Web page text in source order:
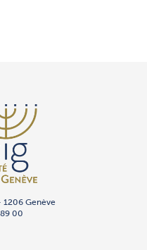
1206 Genève
00